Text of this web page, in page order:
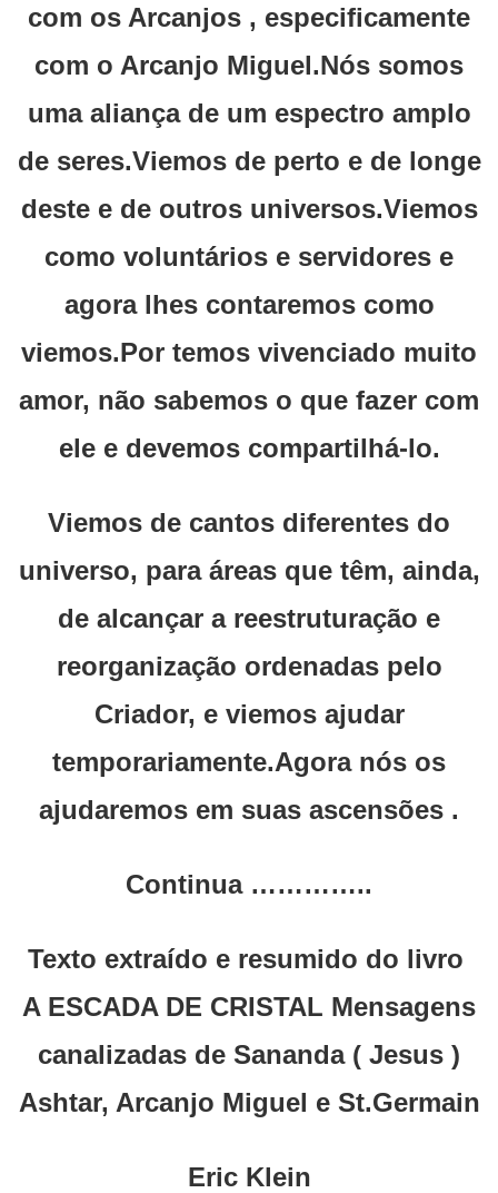
com os Arcanjos , especificamente
com o Arcanjo Miguel.Nós somos
uma aliança de um espectro amplo
de seres.Viemos de perto e de longe
deste e de outros universos.Viemos
como voluntários e servidores e
agora lhes contaremos como
viemos.Por temos vivenciado muito
amor, não sabemos o que fazer com
ele e devemos compartilhá-lo.
Viemos de cantos diferentes do
universo, para áreas que têm, ainda,
de alcançar a reestruturação e
reorganização ordenadas pelo
Criador, e viemos ajudar
temporariamente.Agora nós os
ajudaremos em suas ascensões .
Continua …………..
Texto extraído e resumido do livro
A ESCADA DE CRISTAL Mensagens
canalizadas de Sananda ( Jesus )
Ashtar, Arcanjo Miguel e St.Germain
Eric Klein